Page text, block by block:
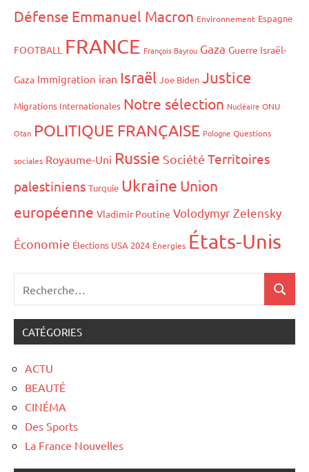
Défense Emmanuel Macron Environnement Espagne
FOOTBALL FRANCE François Bayrou Gaza Guerre Israël-
Gaza Immigration iran Israël Joe Biden Justice
Migrations Internationales Notre sélection Nucléaire ONU
Otan POLITIQUE FRANÇAISE Pologne Questions
sociales Royaume-Uni Russie Société Territoires
palestiniens Turquie Ukraine Union
européenne Vladimir Poutine Volodymyr Zelensky
Économie Élections USA 2024 Énergies États-Unis
CATÉGORIES
ACTU
BEAUTÉ
CINÉMA
Des Sports
La France Nouvelles